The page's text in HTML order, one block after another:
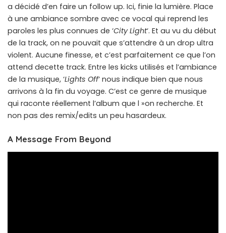
a décidé d’en faire un follow up. Ici, finie la lumière. Place
à une ambiance sombre avec ce vocal qui reprend les
paroles les plus connues de ‘City Light‘. Et au vu du début
de la track, on ne pouvait que s’attendre à un drop ultra
violent. Aucune finesse, et c’est parfaitement ce que l’on
attend decette track. Entre les kicks utilisés et l’ambiance
de la musique, ‘Lights Off‘ nous indique bien que nous
arrivons à la fin du voyage. C’est ce genre de musique
qui raconte réellement l’album que l »on recherche. Et
non pas des remix/edits un peu hasardeux.
A Message From Beyond